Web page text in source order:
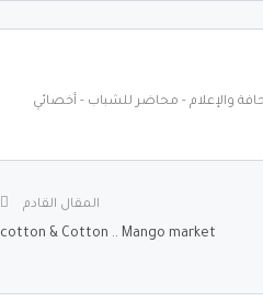
والإعلام - محاضر للشباب - أخصائي
المقال القادم
cotton & Cotton .. Mango market